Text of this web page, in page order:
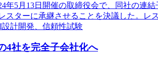
年5月13日開催の取締役会で、同社の
スターに承継させることを決議した。
計開発、信頼性試験
4社を完全子会社化へ